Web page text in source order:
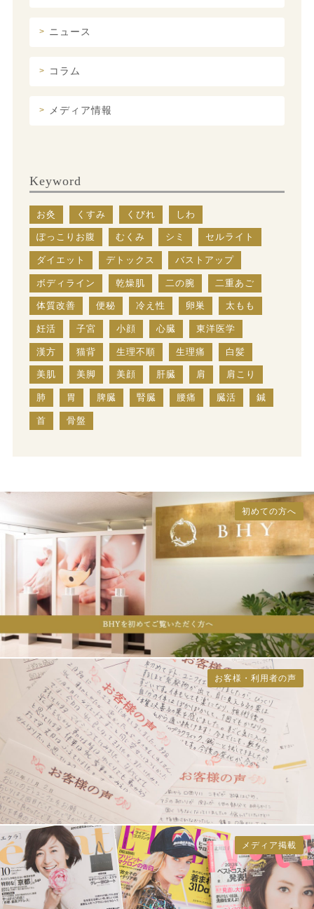
ニュース
コラム
メディア情報
Keyword
お灸 くすみ くびれ しわ
ぽっこりお腹 むくみ シミ セルライト
ダイエット デトックス バストアップ
ボディライン 乾燥肌 二の腕 二重あご
体質改善 便秘 冷え性 卵巣 太もも
妊活 子宮 小顔 心臓 東洋医学
漢方 猫背 生理不順 生理痛 白髪
美肌 美脚 美顔 肝臓 肩 肩こり
肺 胃 脾臓 腎臓 腰痛 臓活 鍼
首 骨盤
初めての方へ
お客様・利用者の声
メディア掲載